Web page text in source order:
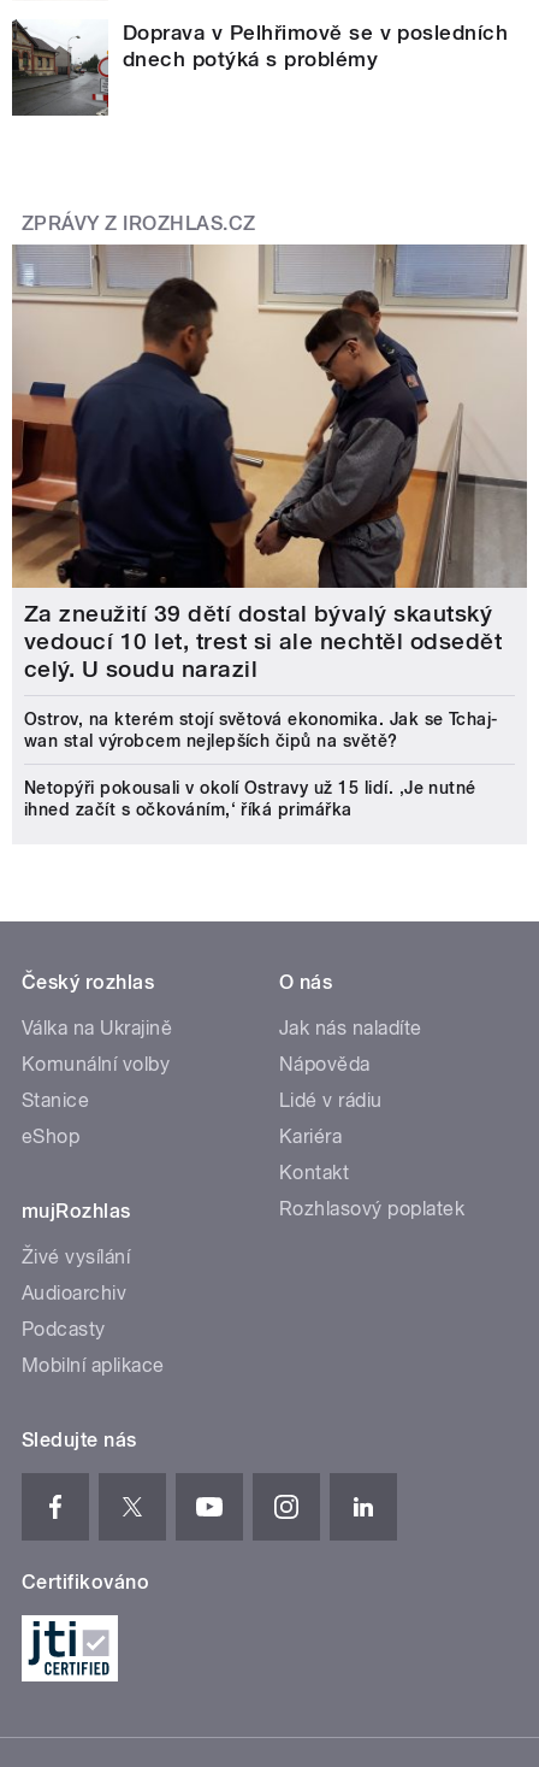
Doprava v Pelhřimově se v posledních
dnech potýká s problémy
ZPRÁVY Z IROZHLAS.CZ
Za zneužití 39 dětí dostal bývalý skautský
vedoucí 10 let, trest si ale nechtěl odsedět
celý. U soudu narazil
Ostrov, na kterém stojí světová ekonomika. Jak se Tchaj-
wan stal výrobcem nejlepších čipů na světě?
Netopýři pokousali v okolí Ostravy už 15 lidí. ‚Je nutné
ihned začít s očkováním,‘ říká primářka
Český rozhlas
Válka na Ukrajině
Komunální volby
Stanice
eShop
mujRozhlas
Živé vysílání
Audioarchiv
Podcasty
Mobilní aplikace
O nás
Jak nás naladíte
Nápověda
Lidé v rádiu
Kariéra
Kontakt
Rozhlasový poplatek
Sledujte nás
Certifikováno